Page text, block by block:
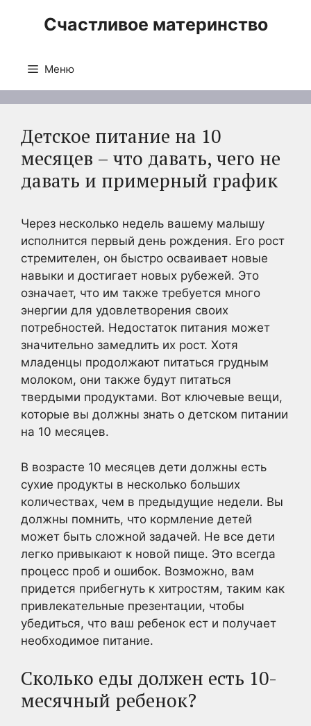
Счастливое материнство
Меню
Детское питание на 10
месяцев – что давать, чего не
давать и примерный график
Через несколько недель вашему малышу
исполнится первый день рождения. Его рост
стремителен, он быстро осваивает новые
навыки и достигает новых рубежей. Это
означает, что им также требуется много
энергии для удовлетворения своих
потребностей. Недостаток питания может
значительно замедлить их рост. Хотя
младенцы продолжают питаться грудным
молоком, они также будут питаться
твердыми продуктами. Вот ключевые вещи,
которые вы должны знать о детском питании
на 10 месяцев.
В возрасте 10 месяцев дети должны есть
сухие продукты в несколько больших
количествах, чем в предыдущие недели. Вы
должны помнить, что кормление детей
может быть сложной задачей. Не все дети
легко привыкают к новой пище. Это всегда
процесс проб и ошибок. Возможно, вам
придется прибегнуть к хитростям, таким как
привлекательные презентации, чтобы
убедиться, что ваш ребенок ест и получает
необходимое питание.
Сколько еды должен есть 10-
месячный ребенок?